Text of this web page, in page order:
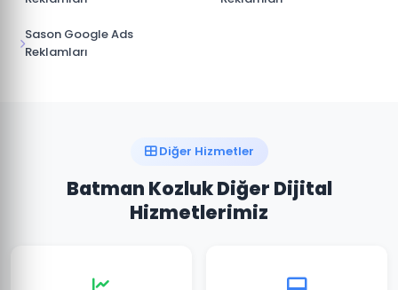
Sason Google Ads
Reklamları
Diğer Hizmetler
Batman Kozluk Diğer Dijital
Hizmetlerimiz